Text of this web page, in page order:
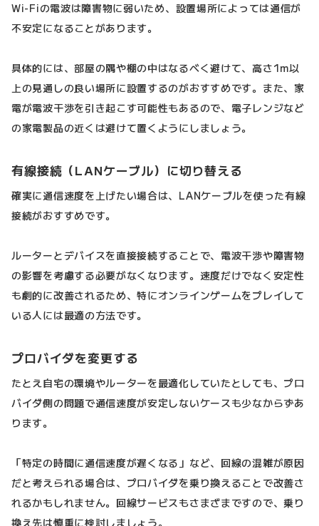
Wi-Fiの電波は障害物に弱いため、設置場所によっては通信が
不安定になることがあります。
具体的には、部屋の隅や棚の中はなるべく避けて、高さ1m以
上の見通しの良い場所に設置するのがおすすめです。また、家
電が電波干渉を引き起こす可能性もあるので、電子レンジなど
の家電製品の近くは避けて置くようにしましょう。
有線接続（LANケーブル）に切り替える
確実に通信速度を上げたい場合は、LANケーブルを使った有線
接続がおすすめです。
ルーターとデバイスを直接接続することで、電波干渉や障害物
の影響を考慮する必要がなくなります。速度だけでなく安定性
も劇的に改善されるため、特にオンラインゲームをプレイして
いる人には最適の方法です。
プロバイダを変更する
たとえ自宅の環境やルーターを最適化していたとしても、プロ
バイダ側の問題で通信速度が安定しないケースも少なからずあ
ります。
「特定の時間に通信速度が遅くなる」など、回線の混雑が原因
だと考えられる場合は、プロバイダを乗り換えることで改善さ
れるかもしれません。回線サービスもさまざまですので、乗り
換え先は慎重に検討しましょう。